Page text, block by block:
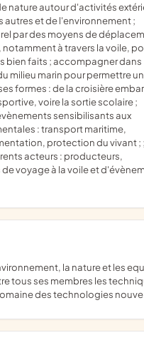
autres et de l'environnement ;
par des moyens de
à travers la voile,
bien faits ; accompagner dans
milieu marin pour permettre un
formes : de la croisière
voire la sortie scolaire ;
sensibilisants aux
: transport maritime,
protection du vivant ;
acteurs : producteurs,
voyage à la voile et
tous ses membres les
des technologies